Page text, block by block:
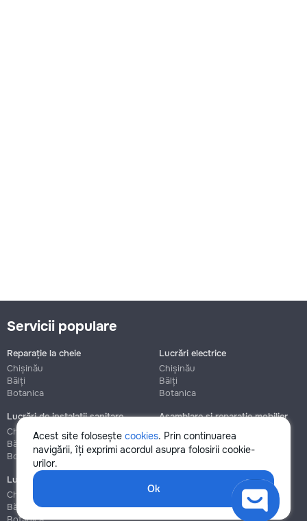
Acest site folosește cookies. Prin continuarea
navigării, îți exprimi acordul asupra folosirii cookie-
urilor.
Ok
Servicii populare
Reparație la cheie
Chișinău
Bălți
Botanica
Lucrări electrice
Chișinău
Bălți
Botanica
Lucrări de instalații sanitare
Chișinău
Bălți
Botanica
Asamblare și reparație mobilier
Chișinău
Botanica
Lucrări de construcție și instalare
Chișinău
Bălți